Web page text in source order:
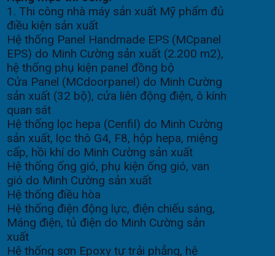
1. Thi công nhà máy sản xuất Mỹ phẩm đủ
điều kiện sản xuất
Hệ thống Panel Handmade EPS (MCpanel
EPS) do Minh Cường sản xuất (2.200 m2),
hệ thống phụ kiện panel đồng bộ
Cửa Panel (MCdoorpanel) do Minh Cường
sản xuất (32 bộ), cửa liên động điện, ô kính
quan sát
Hệ thống lọc hepa (Cenfil) do Minh Cường
sản xuất, lọc thô G4, F8, hộp hepa, miệng
cấp, hồi khí do Minh Cường sản xuất
Hệ thống ống gió, phụ kiện ống gió, van
gió do Minh Cường sản xuất
Hệ thống điều hòa
Hệ thống điện động lực, điện chiếu sáng,
Máng điện, tủ điện do Minh Cường sản
xuất
Hệ thống sơn Epoxy tự trải phẳng, hệ